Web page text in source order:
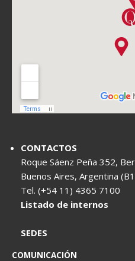
CONTACTOS
Roque Sáenz Peña 352,
Buenos Aires, Argentina
Tel. (+54 11) 4365
Listado de internos
SEDES
COMUNICACIÓN